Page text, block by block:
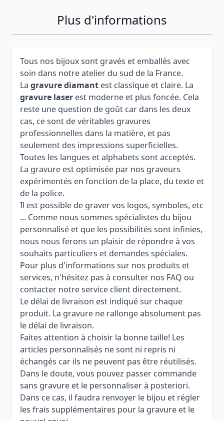
Plus d'informations
Tous nos bijoux sont gravés et emballés avec
soin dans notre atelier du sud de la France.
La gravure diamant est classique et claire. La
gravure laser est moderne et plus foncée. Cela
reste une question de goût car dans les deux
cas, ce sont de véritables gravures
professionnelles dans la matière, et pas
seulement des impressions superficielles.
Toutes les langues et alphabets sont acceptés.
La gravure est optimisée par nos graveurs
expérimentés en fonction de la place, du texte et
de la police.
Il est possible de graver vos logos, symboles, etc
... Comme nous sommes spécialistes du bijou
personnalisé et que les possibilités sont infinies,
nous nous ferons un plaisir de répondre à vos
souhaits particuliers et demandes spéciales.
Pour plus d'informations sur nos produits et
services, n'hésitez pas à consulter nos FAQ ou
contacter notre service client directement.
Le délai de livraison est indiqué sur chaque
produit. La gravure ne rallonge absolument pas
le délai de livraison.
Faites attention à choisir la bonne taille! Les
articles personnalisés ne sont ni repris ni
échangés car ils ne peuvent pas être réutilisés.
Dans le doute, vous pouvez passer commande
sans gravure et le personnaliser à posteriori.
Dans ce cas, il faudra renvoyer le bijou et régler
les frais supplémentaires pour la gravure et le